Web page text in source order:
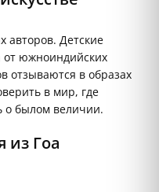
авторов. Детские
от южноиндийских
отзываются в образах
в мир, где
о былом величии.
из Гоа